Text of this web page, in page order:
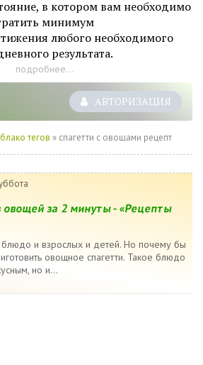
в котором вам необходимо
минимум
любого необходимого
результата.
подробнее...
АВТОРИЗАЦИЯ
тегов » спагетти с овощами рецепт
овощей за 2 минуты - «Рецепты
блюдо и взрослых и детей. Но почему бы
овощное спагетти. Такое блюдо
но и...